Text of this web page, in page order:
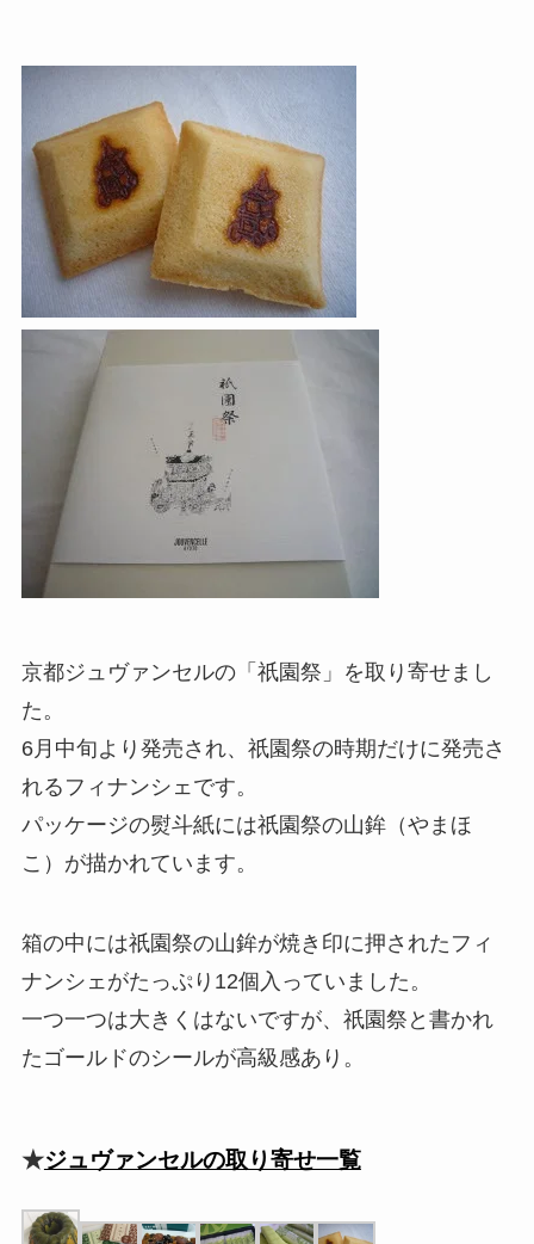
京都ジュヴァンセルの「祇園祭」を取り寄せまし
た。
6月中旬より発売され、祇園祭の時期だけに発売さ
れるフィナンシェです。
パッケージの熨斗紙には祇園祭の山鉾（やまほ
こ）が描かれています。
箱の中には祇園祭の山鉾が焼き印に押されたフィ
ナンシェがたっぷり12個入っていました。
一つ一つは大きくはないですが、祇園祭と書かれ
たゴールドのシールが高級感あり。
★ジュヴァンセルの取り寄せ一覧